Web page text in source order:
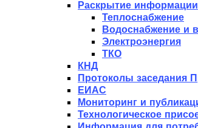
Раскрытие информации
Теплоснабжение
Водоснабжение и
Электроэнергия
ТКО
КНД
Протоколы заседания
ЕИАС
Мониторинг и
Технологическое